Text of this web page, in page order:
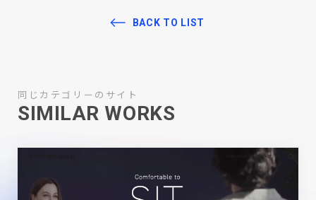
BACK TO LIST
同じカテゴリーのサイト
SIMILAR WORKS